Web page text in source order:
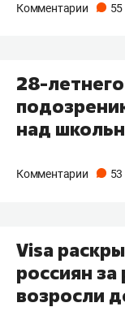
Комментарии 55
28-
над
Комментарии 53
Visa
россиян
возросли